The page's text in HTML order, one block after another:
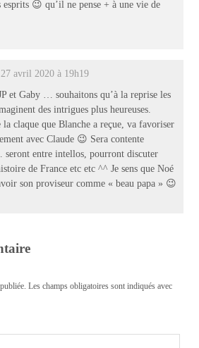
esprits 😉 qu’il ne pense + à une vie de
avril 2020 à 19h19
et Gaby … souhaitons qu’à la reprise les
des intrigues plus heureuses.
la claque que Blanche a reçue, va favoriser
avec Claude 😉 Sera contente
entre intellos, pourront discuter
de France etc etc ^^ Je sens que Noé
son proviseur comme « beau papa » 😉
Les champs obligatoires sont indiqués avec